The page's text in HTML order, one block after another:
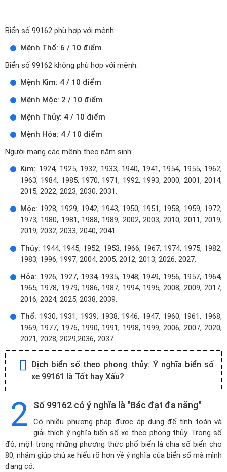
Biển số 99162 phù hợp với mệnh:
Mệnh Thổ: 6 / 10 điểm
Biển số 99162 không phù hợp với mệnh:
Mệnh Kim: 4 / 10 điểm
Mệnh Mộc: 2 / 10 điểm
Mệnh Thủy: 4 / 10 điểm
Mệnh Hỏa: 4 / 10 điểm
Người mang các mệnh theo năm sinh:
Kim: 1924, 1925, 1932, 1933, 1940, 1941, 1954, 1955, 1962,
1963, 1984, 1985, 1970, 1971, 1992, 1993, 2000, 2001, 2014,
2015, 2022, 2023, 2030, 2031.
Mộc: 1928, 1929, 1942, 1943, 1950, 1951, 1958, 1959, 1972,
1973, 1980, 1981, 1988, 1989, 2002, 2003, 2010, 2011, 2019,
2019, 2032, 2033, 2040, 2041.
Thủy: 1944, 1945, 1952, 1953, 1966, 1967, 1974, 1975, 1982,
1983, 1996, 1997, 2004, 2005, 2012, 2013, 2026, 2027.
Hỏa: 1926, 1927, 1934, 1935, 1948, 1949, 1956, 1957, 1964,
1965, 1978, 1979, 1986, 1987, 1994, 1995, 2008, 2009, 2017,
2016, 2024, 2025, 2038, 2039.
Thổ: 1930, 1931, 1939, 1938, 1946, 1947, 1960, 1961, 1968,
1969, 1977, 1976, 1990, 1991, 1998, 1999, 2006, 2007, 2020,
2021, 2028, 2029,2036, 2037.
Dịch biển số theo phong thủy: Ý nghĩa biển số
xe 99161 là Tốt hay Xấu?
2 Số 99162 có ý nghĩa là "Bác đạt đa năng"
Có nhiều phương pháp được áp dụng để tính toán và
giải thích ý nghĩa biển số xe theo phong thủy. Trong số
đó, một trong những phương thức phổ biến là chia số biển cho
80, nhằm giúp chủ xe hiểu rõ hơn về ý nghĩa của biển số mà mình
đang có.